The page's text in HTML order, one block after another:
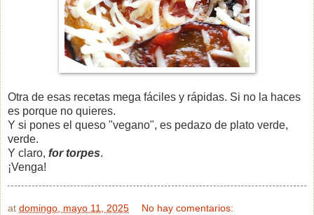
Otra de esas recetas mega fáciles y rápidas. Si no la haces
es porque no quieres.
Y si pones el queso "vegano", es pedazo de plato verde,
verde.
Y claro, for torpes.
¡Venga!
at domingo, mayo 11, 2025 No hay comentarios: